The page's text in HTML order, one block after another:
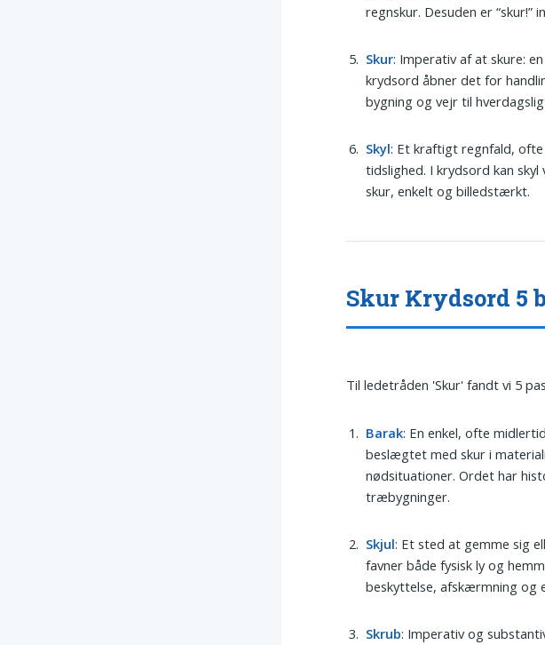
regnskur. Desuden er
Skur: Imperativ af at skure:
krydsord åbner det for
bygning og vejr til
Skyl: Et kraftigt regnfald,
tidslighed. I krydsord kan
skur, enkelt og billedstærkt.
Skur Krydsord 5
Til ledetråden 'Skur' fandt vi 5
Barak: En enkel, ofte
beslægtet med skur i
nødsituationer. Ordet har
træbygninger.
Skjul: Et sted at gemme sig
favner både fysisk ly og
beskyttelse, afskærmning og
Skrub: Imperativ og